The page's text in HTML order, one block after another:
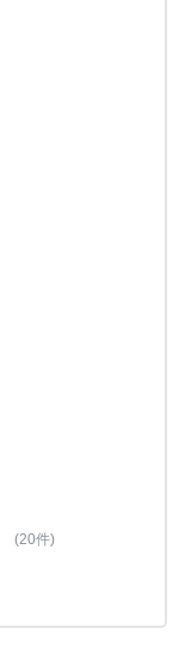
(20件)